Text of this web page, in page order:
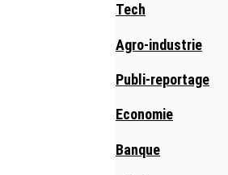
Tech
Agro-industrie
Publi-reportage
Economie
Banque